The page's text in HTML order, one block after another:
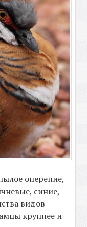
оперение,
синие,
видов
крупнее и